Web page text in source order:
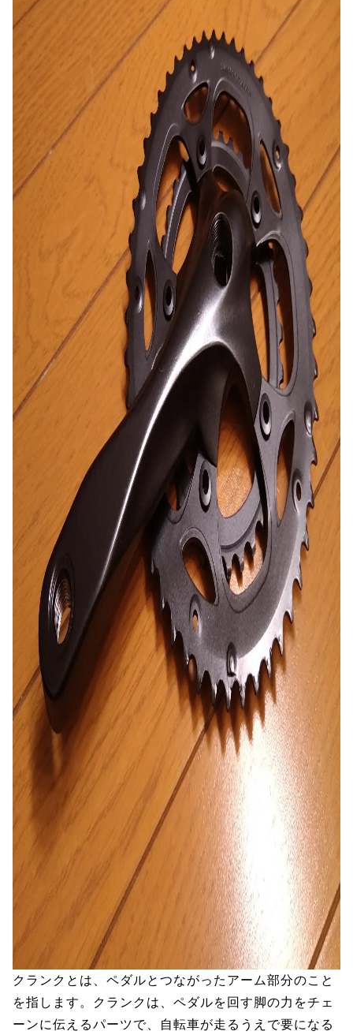
クランクとは、ペダルとつながったアーム部分のこと
を指します。クランクは、ペダルを回す脚の力をチェ
ーンに伝えるパーツで、自転車が走るうえで要になる